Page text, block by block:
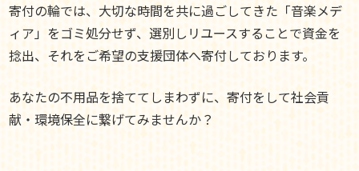
寄付の輪では、大切な時間を共に過ごしてきた「音楽メデ
ィア」をゴミ処分せず、選別しリユースすることで資金を
捻出、それをご希望の支援団体へ寄付しております。
あなたの不用品を捨ててしまわずに、寄付をして社会貢
献・環境保全に繋げてみませんか？